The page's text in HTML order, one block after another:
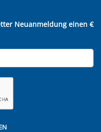
Neuanmeldung einen €